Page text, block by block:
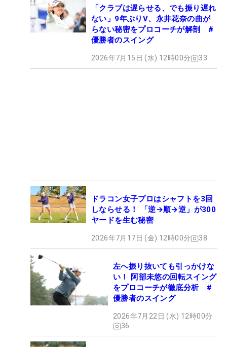
「クラブは遅らせる、でも振り遅れ
ない」9年ぶりV、永井花奈の曲が
らない秘密をプロコーチが解剖 #
優勝者のスイング
2026年7月15日 (水) 12時00分 33
ドラコン女子プロはシャフトを3回
しならせる！ 「逆→順→逆」が300
ヤードを生む秘密
2026年7月17日 (金) 12時00分 38
左へ振り抜いても引っかけな
い！ 阿部未悠の回転スイング
をプロコーチが徹底分析 #
優勝者のスイング
2026年7月22日 (水) 12時00分
36